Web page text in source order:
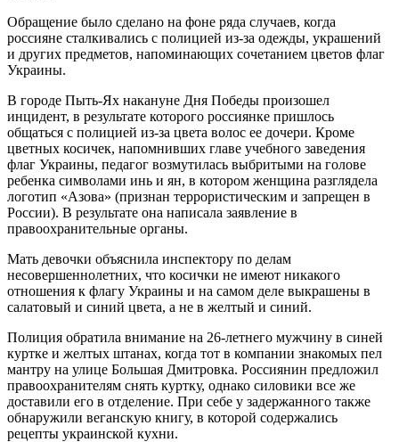
Обращение было сделано на фоне ряда случаев, когда
россияне сталкивались с полицией из-за одежды, украшений
и других предметов, напоминающих сочетанием цветов флаг
Украины.
В городе Пыть-Ях накануне Дня Победы произошел
инцидент, в результате которого россиянке пришлось
общаться с полицией из-за цвета волос ее дочери. Кроме
цветных косичек, напомнивших главе учебного заведения
флаг Украины, педагог возмутилась выбритыми на голове
ребенка символами инь и ян, в котором женщина разглядела
логотип «Азова» (признан террористическим и запрещен в
России). В результате она написала заявление в
правоохранительные органы.
Мать девочки объяснила инспектору по делам
несовершеннолетних, что косички не имеют никакого
отношения к флагу Украины и на самом деле выкрашены в
салатовый и синий цвета, а не в желтый и синий.
Полиция обратила внимание на 26-летнего мужчину в синей
куртке и желтых штанах, когда тот в компании знакомых пел
мантру на улице Большая Дмитровка. Россиянин предложил
правоохранителям снять куртку, однако силовики все же
доставили его в отделение. При себе у задержанного также
обнаружили веганскую книгу, в которой содержались
рецепты украинской кухни.